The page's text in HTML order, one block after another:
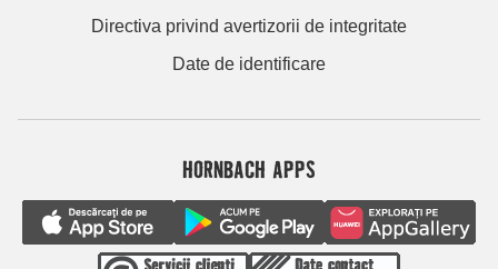
Directiva privind avertizorii de integritate
Date de identificare
HORNBACH APPS